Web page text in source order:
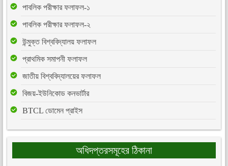
পাবলিক পরীক্ষার ফলাফল-১
পাবলিক পরীক্ষার ফলাফল-২
উন্মুক্ত বিশ্ববিদ্যালয় ফলাফল
প্রাথমিক সমাপনী ফলাফল
জাতীয় বিশ্ববিদ্যালয়ের ফলাফল
বিজয়-ইউনিকোড কনভার্টার
BTCL ডোমেন প্রাইস
অধিদপ্তরসমূহের ঠিকানা